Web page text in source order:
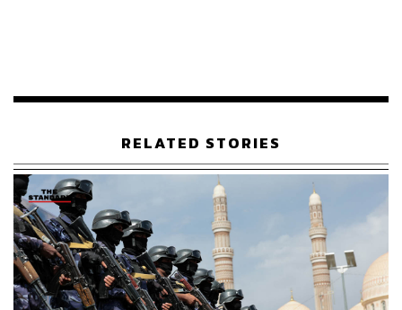
ยูเรเนียมเสริมสมรรถนะอยู่ที่ไหน
ภาพ:Lisa Leutner / Reuters
อ้างอิง:
https://www.channelnewsasia.com/world/iran-could-
again-enrich-uranium-matter-months-un-nuclear-wat
chdog-chief-5209576
RELATED STORIES